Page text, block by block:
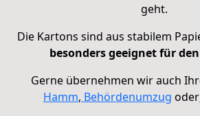
geht.
Die Kartons sind aus stabilem
besonders geeignet für
Gerne übernehmen wir auch
Hamm, Behördenumzug oder